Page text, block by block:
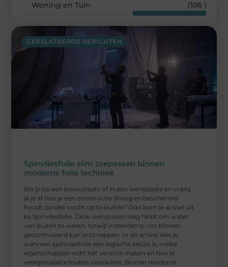
GERELATEERDE BERICHTEN
Spinvliesfolie slim toepassen binnen
moderne folie techniek
Sta je op een bouwplaats of in een werkplaats en vraag
je je af hoe je een constructie droog en beschermd
houdt zonder vocht op te sluiten? Dan kom je al snel uit
bij Spinvliesfolie. Deze dampopen laag helpt om water
van buiten te weren, terwijl waterdamp van binnen
gecontroleerd kan ontsnappen. In dit artikel lees je
wanneer spinvliesfolie een logische keuze is, welke
eigenschappen echt het verschil maken en hoe je
veelgemaakte fouten voorkomt. Binnen moderne
Woning en Tuin
(106 )